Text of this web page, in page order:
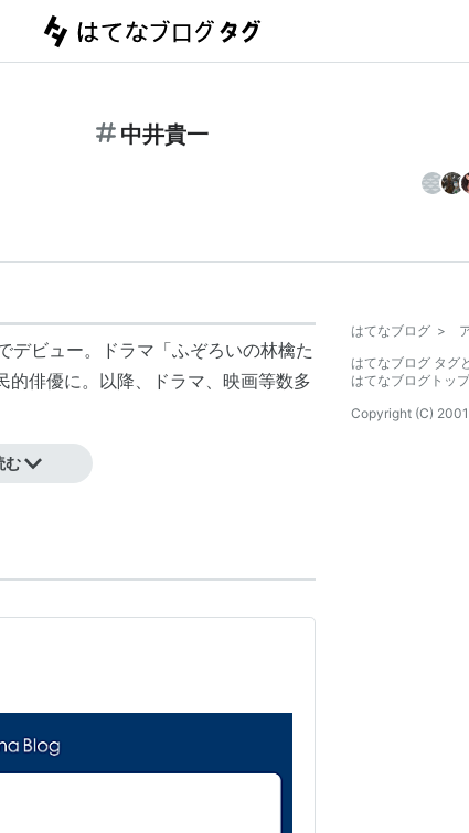
中井貴一
デビュー。ドラマ「ふぞろいの林檎た
的俳優に。以降、ドラマ、映画等数多
- 立花登 役
- 仲手川良雄 役
役
む
はてなブログ >
はてなブログ タグ
はてなブログトップ
Copyright (C)